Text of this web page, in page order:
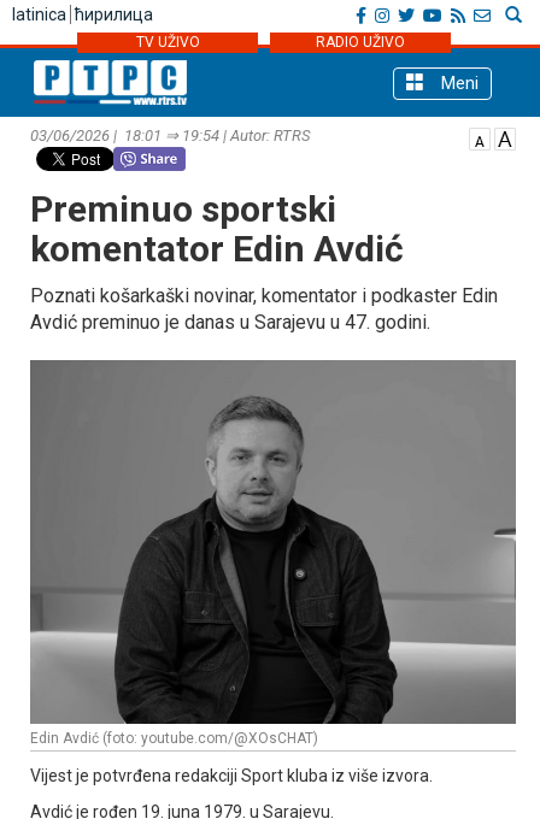
latinica ћирилица
TV UŽIVO RADIO UŽIVO
Meni
03/06/2026 | 18:01 ⇒ 19:54 | Autor: RTRS
Preminuo sportski
komentator Edin Avdić
Poznati košarkaški novinar, komentator i podkaster Edin
Avdić preminuo je danas u Sarajevu u 47. godini.
Edin Avdić (foto: youtube.com/@XOsCHAT)
Vijest je potvrđena redakciji Sport kluba iz više izvora.
Avdić je rođen 19. juna 1979. u Sarajevu.